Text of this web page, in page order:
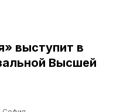
выступит в
Высшей